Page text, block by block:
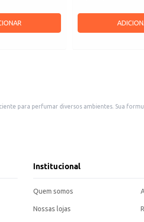
agradável e duradoura, ideal para uso em automóveis, mas também adequado
e eficaz para a perfumação de ambientes,
Institucional
Quem somos
Nossas lojas